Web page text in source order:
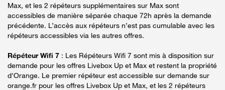
Max, et les 2 répéteurs supplémentaires sur Max sont
accessibles de manière séparée chaque 72h après la demande
précédente. L’accès aux répéteurs n’est pas cumulable avec les
répéteurs accessibles via les autres offres.
Répéteur Wifi 7 : Les Répéteurs Wifi 7 sont mis à disposition sur
demande pour les offres Livebox Up et Max et restent la propriété
d'Orange. Le premier répéteur est accessible sur demande sur
orange.fr pour les offres Livebox Up et Max, et les 2 répéteurs